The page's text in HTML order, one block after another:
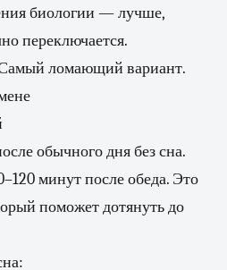
биологии — лучше,
переключается.
ломающий вариант.
обычного дня без сна.
минут после обеда. Это
поможет дотянуть до